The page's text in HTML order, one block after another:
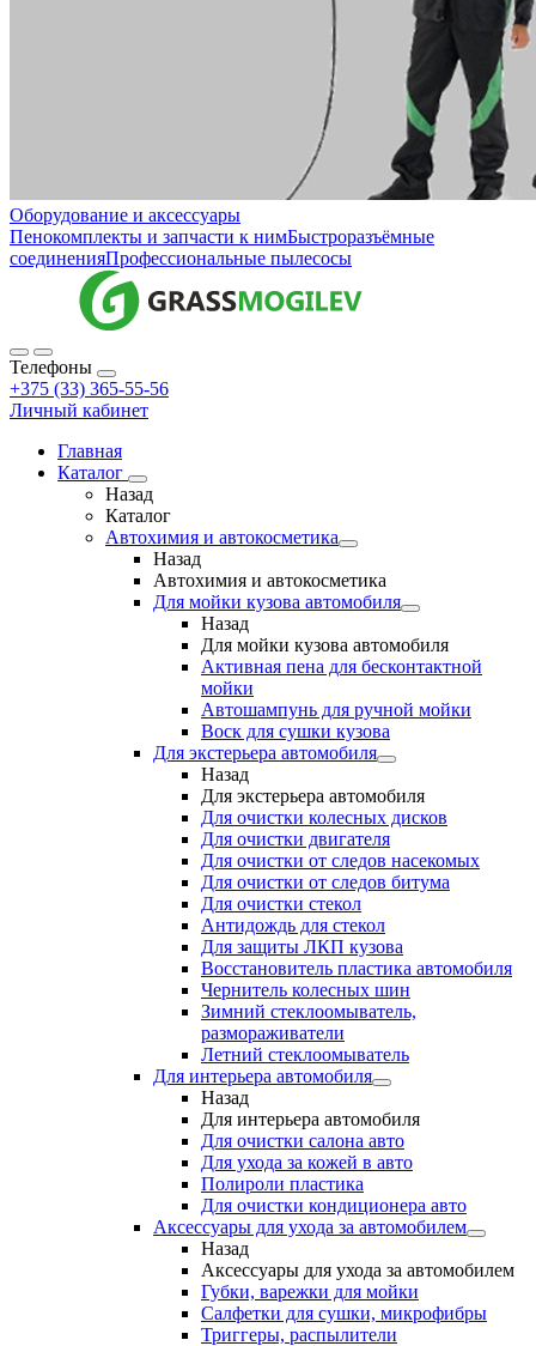
Оборудование и аксессуары
Пенокомплекты и запчасти к нимБыстроразъёмные
соединенияПрофессиональные пылесосы
Телефоны
+375 (33) 365-55-56
Личный кабинет
Главная
Каталог
Назад
Каталог
Автохимия и автокосметика
Назад
Автохимия и автокосметика
Для мойки кузова автомобиля
Назад
Для мойки кузова автомобиля
Активная пена для бесконтактной
мойки
Автошампунь для ручной мойки
Воск для сушки кузова
Для экстерьера автомобиля
Назад
Для экстерьера автомобиля
Для очистки колесных дисков
Для очистки двигателя
Для очистки от следов насекомых
Для очистки от следов битума
Для очистки стекол
Антидождь для стекол
Для защиты ЛКП кузова
Восстановитель пластика автомобиля
Чернитель колесных шин
Зимний стеклоомыватель,
размораживатели
Летний стеклоомыватель
Для интерьера автомобиля
Назад
Для интерьера автомобиля
Для очистки салона авто
Для ухода за кожей в авто
Полироли пластика
Для очистки кондиционера авто
Аксессуары для ухода за автомобилем
Назад
Аксессуары для ухода за автомобилем
Губки, варежки для мойки
Салфетки для сушки, микрофибры
Триггеры, распылители